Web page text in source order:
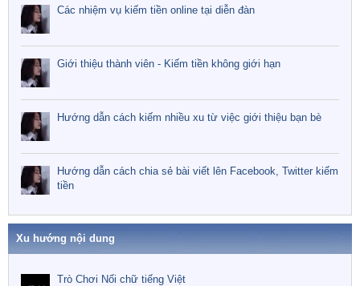
Các nhiệm vụ kiếm tiền online tại diễn đàn
Giới thiệu thành viên - Kiếm tiền không giới hạn
Hướng dẫn cách kiếm nhiều xu từ việc giới thiệu bạn bè
Hướng dẫn cách chia sẻ bài viết lên Facebook, Twitter kiếm
tiền
Xu hướng nội dung
Trò Chơi Nối chữ tiếng Việt